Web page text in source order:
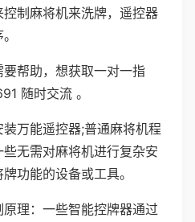
制麻将机来洗牌，遥控器
帮助，想获取一对一指
随时交流 。
万能遥控器;普通麻将机程
无需对麻将机进行复杂安
功能的设备或工具。
理：一些智能控牌器通过